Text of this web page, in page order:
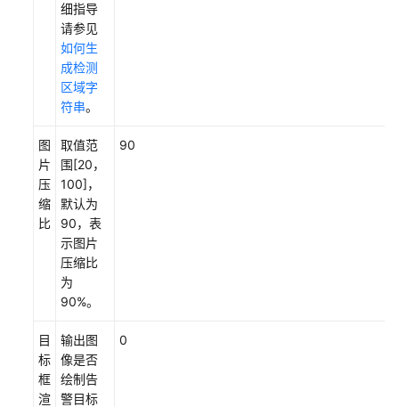
细指导
请参见
如何生
成检测
区域字
符串。
图
片
压
缩
比
取值范
围[20，
100]，
默认为
90，表
示图片
压缩比
为
90%。
90
目
标
框
渲
输出图
像是否
绘制告
警目标
0